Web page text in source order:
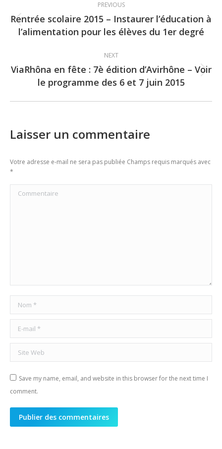
navigation
PREVIOUS
Previous
post:
Rentrée scolaire 2015 – Instaurer l’éducation à
l’alimentation pour les élèves du 1er degré
NEXT
Next
post:
ViaRhôna en fête : 7è édition d’Avirhône – Voir
le programme des 6 et 7 juin 2015
Laisser un commentaire
Votre adresse e-mail ne sera pas publiée Champs requis marqués avec
*
Commentaire
Nom *
E-mail *
Site Web
Save my name, email, and website in this browser for the next time I
comment.
Publier des commentaires